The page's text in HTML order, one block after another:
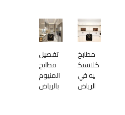
مطابخ
كلاسيك
يه في
الرياض
تفصيل
مطابخ
المنيوم
بالرياض